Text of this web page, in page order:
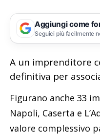
Aggiungi come
Seguici più facilmente
A un imprenditore
definitiva per
Figurano anche 33
Napoli, Caserta e
valore complessivo